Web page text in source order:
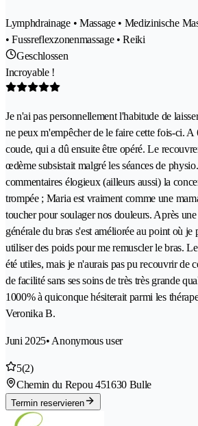
Lymphdrainage • Massage • Medizinische
• Fussreflexzonenmassage • Reiki
Geschlossen
Incroyable !
Je n'ai pas personnellement l'habitude de
ne peux m'empêcher de le faire cette fois-ci. A
coude, qui a dû ensuite être opéré. Le
œdème subsistait malgré les séances de
commentaires élogieux (ailleurs aussi) la
trompée ; Maria est vraiment comme une
toucher pour soulager nos douleurs. Après
générale du bras s'est améliorée au point où je
utiliser des poids pour me remuscler le bras.
été utiles, mais je n'aurais pas pu recouvrir de
de facilité sans ses soins de très très grande
1000% à quiconque hésiterait parmi les
Veronika B.
Juni 2025• Anonymous user
5(2)
Chemin du Repou 451630 Bulle
Termin reservieren